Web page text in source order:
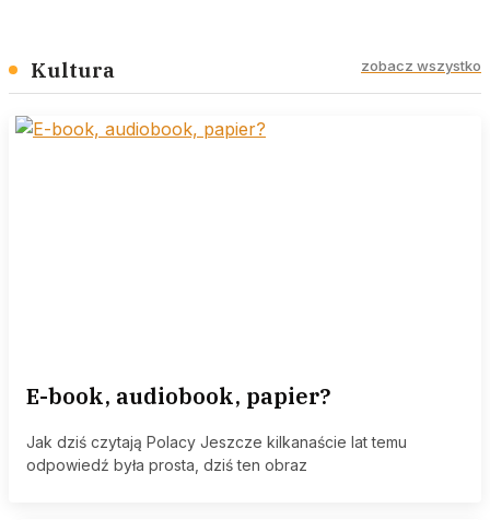
Kultura zobacz wszystko
E-book, audiobook, papier?
Jak dziś czytają Polacy Jeszcze kilkanaście lat temu
odpowiedź była prosta, dziś ten obraz